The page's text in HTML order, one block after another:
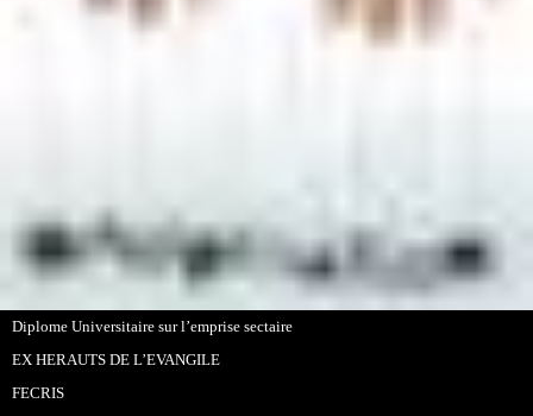
Diplome Universitaire sur l’emprise sectaire
EX HERAUTS DE L’EVANGILE
FECRIS